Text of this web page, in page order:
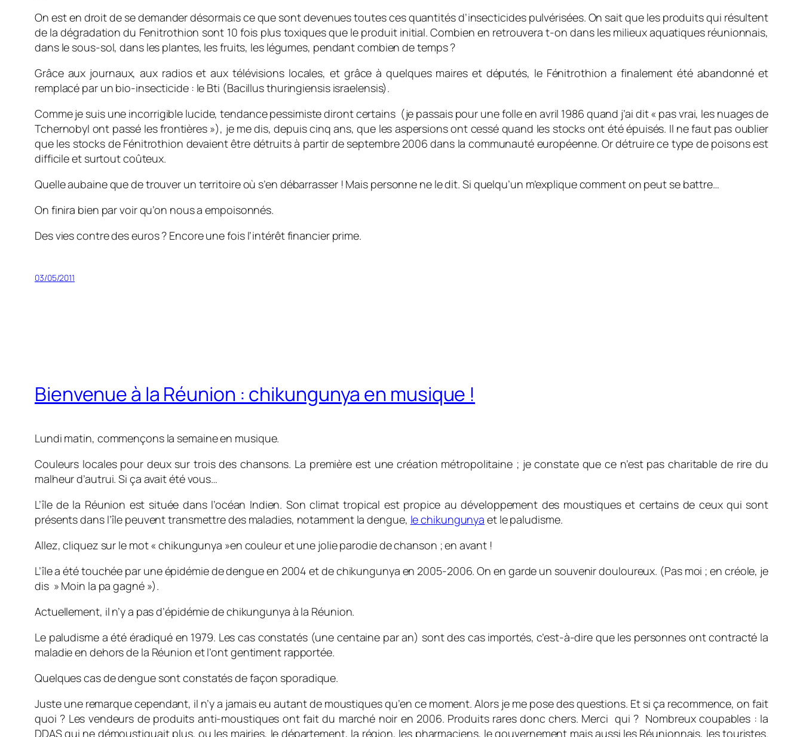
On est en droit de se demander désormais ce que sont devenues toutes ces quantités d’insecticides pulvérisées. On sait que les produits qui résultent
de la dégradation du Fenitrothion sont 10 fois plus toxiques que le produit initial. Combien en retrouvera t-on dans les milieux aquatiques réunionnais,
dans le sous-sol, dans les plantes, les fruits, les légumes, pendant combien de temps ?
Grâce aux journaux, aux radios et aux télévisions locales, et grâce à quelques maires et députés, le Fénitrothion a finalement été abandonné et
remplacé par un bio-insecticide : le Bti (Bacillus thuringiensis israelensis).
Comme je suis une incorrigible lucide, tendance pessimiste diront certains (je passais pour une folle en avril 1986 quand j’ai dit « pas vrai, les nuages de
Tchernobyl ont passé les frontières »), je me dis, depuis cinq ans, que les aspersions ont cessé quand les stocks ont été épuisés. Il ne faut pas oublier
que les stocks de Fénitrothion devaient être détruits à partir de septembre 2006 dans la communauté européenne. Or détruire ce type de poisons est
difficile et surtout coûteux.
Quelle aubaine que de trouver un territoire où s’en débarrasser ! Mais personne ne le dit. Si quelqu’un m’explique comment on peut se battre…
On finira bien par voir qu’on nous a empoisonnés.
Des vies contre des euros ? Encore une fois l’intérêt financier prime.
03/05/2011
Bienvenue à la Réunion : chikungunya en musique !
Lundi matin, commençons la semaine en musique.
Couleurs locales pour deux sur trois des chansons. La première est une création métropolitaine ; je constate que ce n’est pas charitable de rire du
malheur d’autrui. Si ça avait été vous…
L’île de la Réunion est située dans l’océan Indien. Son climat tropical est propice au développement des moustiques et certains de ceux qui sont
présents dans l’île peuvent transmettre des maladies, notamment la dengue, le chikungunya et le paludisme.
Allez, cliquez sur le mot « chikungunya »en couleur et une jolie parodie de chanson ; en avant !
L’île a été touchée par une épidémie de dengue en 2004 et de chikungunya en 2005-2006. On en garde un souvenir douloureux. (Pas moi ; en créole, je
dis » Moin la pa gagné »).
Actuellement, il n’y a pas d’épidémie de chikungunya à la Réunion.
Le paludisme a été éradiqué en 1979. Les cas constatés (une centaine par an) sont des cas importés, c’est-à-dire que les personnes ont contracté la
maladie en dehors de la Réunion et l’ont gentiment rapportée.
Quelques cas de dengue sont constatés de façon sporadique.
Juste une remarque cependant, il n’y a jamais eu autant de moustiques qu’en ce moment. Alors je me pose des questions. Et si ça recommence, on fait
quoi ? Les vendeurs de produits anti-moustiques ont fait du marché noir en 2006. Produits rares donc chers. Merci qui ? Nombreux coupables : la
DDAS qui ne démoustiquait plus, ou les mairies, le département, la région, les pharmaciens, le gouvernement mais aussi les Réunionnais, les touristes.